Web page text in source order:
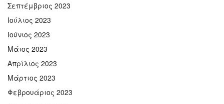
Σεπτέμβριος 2023
Ιούλιος 2023
Ιούνιος 2023
Μάιος 2023
Απρίλιος 2023
Μάρτιος 2023
Φεβρουάριος 2023